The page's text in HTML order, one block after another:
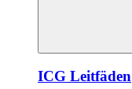
ICG Leitfäden